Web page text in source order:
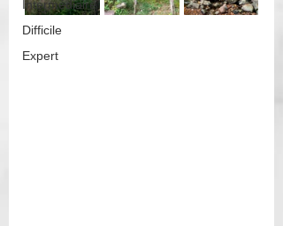
Intermédiaire
Difficile
Expert